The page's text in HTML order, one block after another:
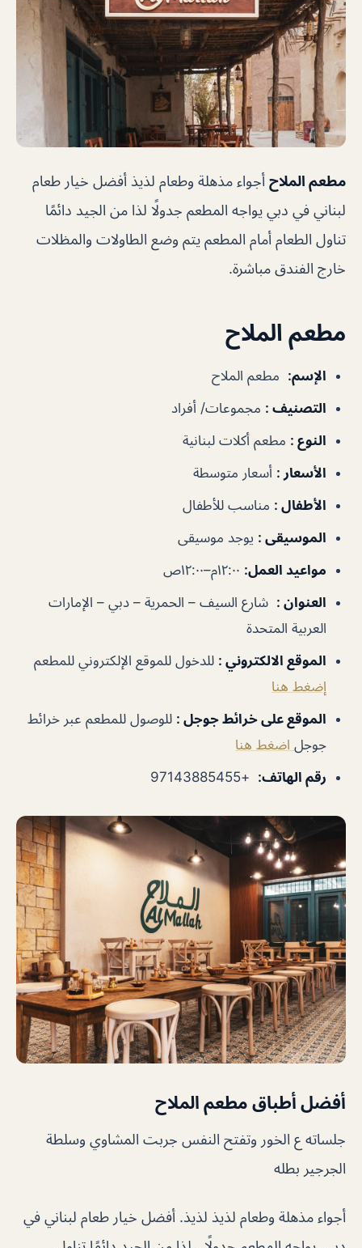
مطعم الملاح أجواء مذهلة وطعام لذيذ أفضل خيار طعام
لبناني في دبي يواجه المطعم جدولًا لذا من الجيد دائمًا
تناول الطعام أمام المطعم يتم وضع الطاولات والمظلات
خارج الفندق مباشرة.
مطعم الملاح
الإسم: مطعم الملاح
التصنيف : مجموعات/ أفراد
النوع : مطعم أكلات لبنانية
الأسعار : أسعار متوسطة
الأطفال : مناسب للأطفال
الموسيقى : يوجد موسيقى
مواعيد العمل:
العنوان : شارع السيف – الحمرية – دبي – الإمارات
العربية المتحدة
الموقع الالكتروني : للدخول للموقع الإلكتروني للمطعم
إضغط هنا
الموقع على خرائط جوجل : للوصول للمطعم عبر خرائط
جوجل اضغط هنا
رقم الهاتف:
+97143885455
أفضل أطباق مطعم الملاح
جلساته ع الخور وتفتح النفس جربت المشاوي وسلطة
الجرجير بطله
أجواء مذهلة وطعام لذيذ لذيذ. أفضل خيار طعام لبناني في